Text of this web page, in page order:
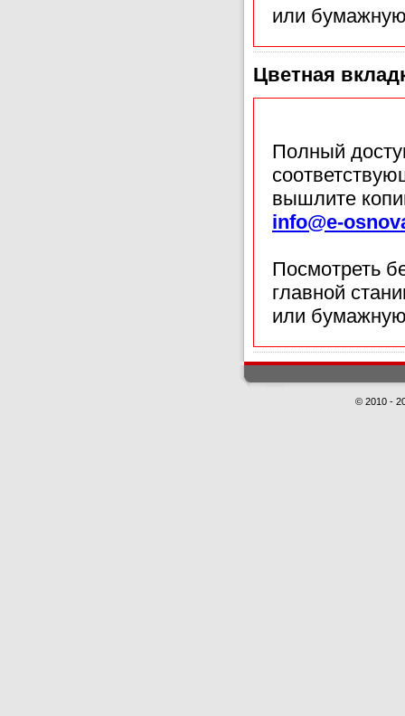
или
Цветная
Полный
вышлите
info@e-
Посмотреть
главной
или
© 2010 -